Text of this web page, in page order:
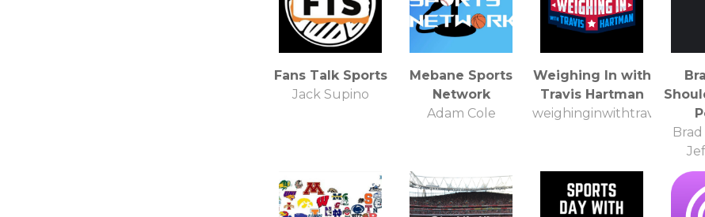
Fans Talk Sports
Jack Supino
Mebane Sports
Network
Adam Cole
Weighing In with
Travis Hartman